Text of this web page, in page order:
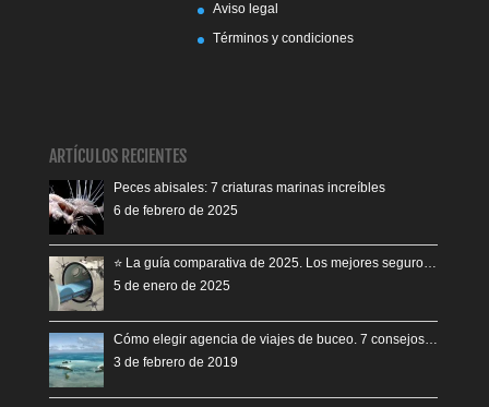
Aviso legal
Términos y condiciones
ARTÍCULOS RECIENTES
Peces abisales: 7 criaturas marinas increíbles
6 de febrero de 2025
⭐️ La guía comparativa de 2025. Los mejores seguro…
5 de enero de 2025
Cómo elegir agencia de viajes de buceo. 7 consejos…
3 de febrero de 2019